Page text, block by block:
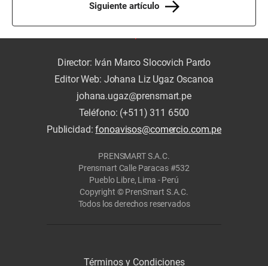
Siguiente artículo
Director: Iván Marco Slocovich Pardo
Editor Web: Johana Liz Ugaz Oscanoa
johana.ugaz@prensmart.pe
Teléfono: (+511) 311 6500
Publicidad:fonoavisos@comercio.com.pe
PRENSMART S.A.C.
Prensmart Calle Paracas #532
Pueblo Libre, Lima - Perú
Copyright © PrenSmart S.A.C.
Todos los derechos reservados
Términos y Condiciones